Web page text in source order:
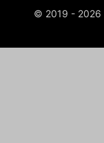
© 2019 - 2026